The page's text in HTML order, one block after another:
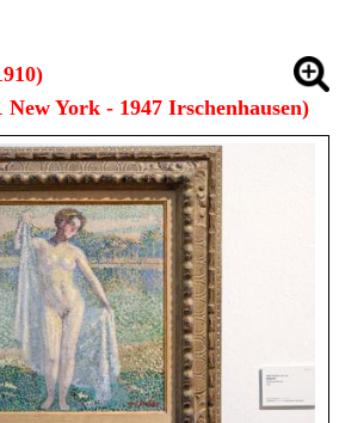
York - 1947 Irschenhausen)